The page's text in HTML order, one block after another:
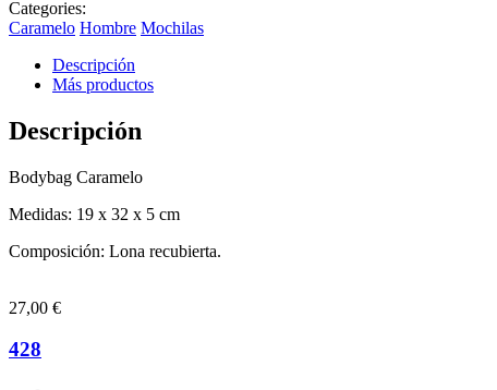
Categories:
Caramelo Hombre Mochilas
Descripción
Más productos
Descripción
Bodybag Caramelo
Medidas: 19 x 32 x 5 cm
Composición: Lona recubierta.
27,00 €
428